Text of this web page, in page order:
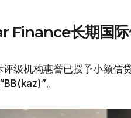
Finance长期国
评级机构惠誉已授予小额
。